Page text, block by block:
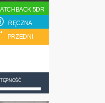
5DR
RĘCZNA
PRZEDNI